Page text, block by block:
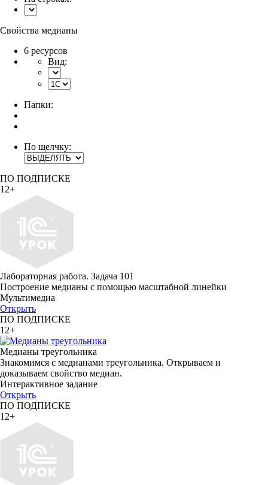
Свойства медианы
6 ресурсов
Вид:
Папки:
По щелчку:
ПО ПОДПИСКЕ
12+
Лабораторная работа. Задача 101
Построение медианы с помощью масштабной линейки
Мультимедиа
Открыть
ПО ПОДПИСКЕ
12+
Медианы треугольника
Знакомимся с медианами треугольника. Открываем и
доказываем свойство медиан.
Интерактивное задание
Открыть
ПО ПОДПИСКЕ
12+